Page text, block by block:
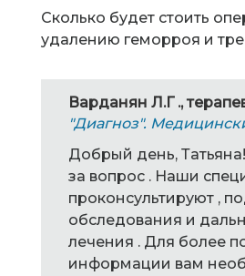
Сколько будет стоить
удалению геморроя и
Варданян Л.Г .,
"Диагноз".
Добрый день,
за вопрос . Наши
проконсультируют ,
обследования и
лечения . Для более
информации вам